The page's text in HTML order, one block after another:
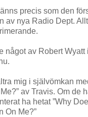
precis som den
av nya Radio Dept.
något av Robert Wyatt
mig i självömkan
av Travis. Om de
ha hetat ”Why
On Me?”